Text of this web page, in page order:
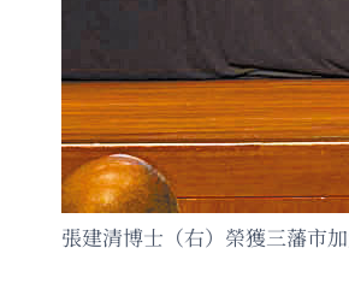
張建清博士（右）榮獲三藩市